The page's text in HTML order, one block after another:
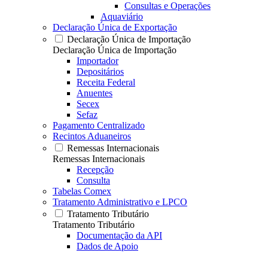
Consultas e Operações
Aquaviário
Declaração Única de Exportação
Declaração Única de Importação
Declaração Única de Importação
Importador
Depositários
Receita Federal
Anuentes
Secex
Sefaz
Pagamento Centralizado
Recintos Aduaneiros
Remessas Internacionais
Remessas Internacionais
Recepção
Consulta
Tabelas Comex
Tratamento Administrativo e LPCO
Tratamento Tributário
Tratamento Tributário
Documentação da API
Dados de Apoio